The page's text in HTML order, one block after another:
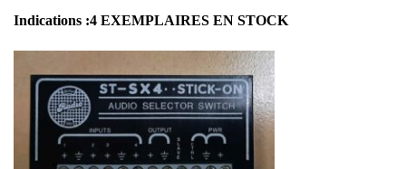
Indications :4 EXEMPLAIRES EN STOCK